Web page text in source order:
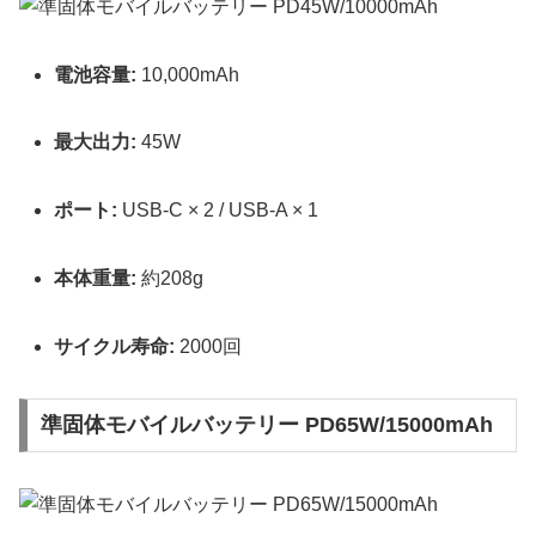
電池容量: 10,000mAh
最大出力: 45W
ポート: USB-C × 2 / USB-A × 1
本体重量: 約208g
サイクル寿命: 2000回
準固体モバイルバッテリー PD65W/15000mAh